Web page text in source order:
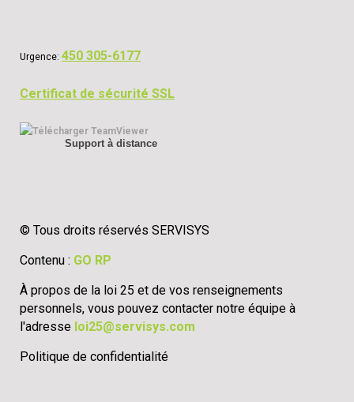
Urgence: 450 305-6177
Certificat de sécurité SSL
Support à distance
© Tous droits réservés SERVISYS
Contenu : GO RP
À propos de la loi 25 et de vos renseignements
personnels, vous pouvez contacter notre équipe à
l'adresse loi25@servisys.com
Politique de confidentialité